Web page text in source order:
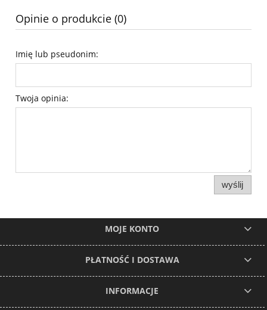
Opinie o produkcie (0)
Imię lub pseudonim:
Twoja opinia:
wyślij
MOJE KONTO
PŁATNOŚĆ I DOSTAWA
INFORMACJE